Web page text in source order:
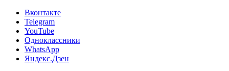
Вконтакте
Telegram
YouTube
Одноклассники
WhatsApp
Яндекс.Дзен